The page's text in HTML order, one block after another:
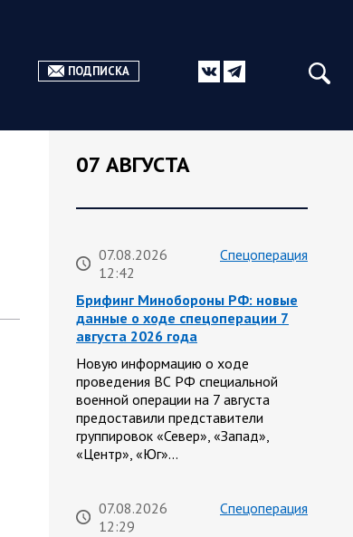
ПОДПИСКА
07 АВГУСТА
07.08.2026
12:42
Спецоперация
Брифинг Минобороны РФ: новые
данные о ходе спецоперации 7
августа 2026 года
Новую информацию о ходе
проведения ВС РФ специальной
военной операции на 7 августа
предоставили представители
группировок «Север», «Запад»,
«Центр», «Юг»…
07.08.2026
12:29
Спецоперация